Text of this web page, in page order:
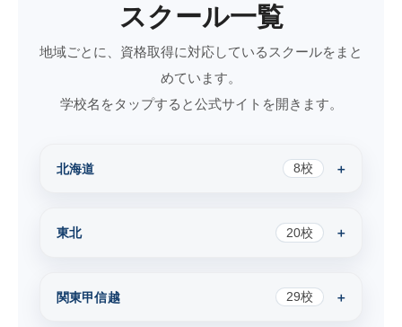
スクール一覧
地域ごとに、資格取得に対応しているスクールをまと
めています。
学校名をタップすると公式サイトを開きます。
北海道 8校
東北 20校
関東甲信越 29校